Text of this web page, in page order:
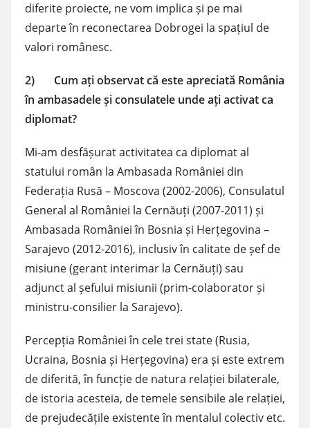
diferite proiecte, ne vom implica și pe mai
departe în reconectarea Dobrogei la spațiul de
valori românesc.
2) Cum ați observat că este apreciată România
în ambasadele și consulatele unde ați activat ca
diplomat?
Mi-am desfășurat activitatea ca diplomat al
statului român la Ambasada României din
Federația Rusă – Moscova (2002-2006), Consulatul
General al României la Cernăuți (2007-2011) și
Ambasada României în Bosnia și Herțegovina –
Sarajevo (2012-2016), inclusiv în calitate de șef de
misiune (gerant interimar la Cernăuți) sau
adjunct al șefului misiunii (prim-colaborator și
ministru-consilier la Sarajevo).
Percepția României în cele trei state (Rusia,
Ucraina, Bosnia și Herțegovina) era și este extrem
de diferită, în funcție de natura relației bilaterale,
de istoria acesteia, de temele sensibile ale relației,
de prejudecățile existente în mentalul colectiv etc.